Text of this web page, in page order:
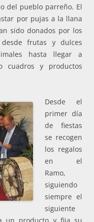
del pueblo parreño. El
por pujas a la llana
sido donados por los
frutas y dulces
hasta llegar a
cuadros y productos
Desde el
primer día
de fiestas
se recogen
los regalos
en el
Ramo,
siguiendo
siempre el
siguiente